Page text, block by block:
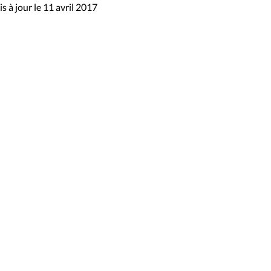
à jour le 11 avril 2017